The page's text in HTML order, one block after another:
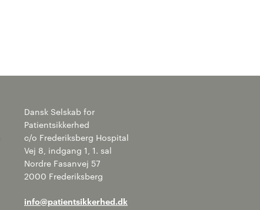
Dansk Selskab for
Patientsikkerhed
c/o Frederiksberg Hospital
Vej 8, indgang 1, 1. sal
Nordre Fasanvej 57
2000 Frederiksberg
info@patientsikkerhed.dk